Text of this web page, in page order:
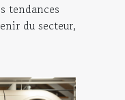
tendances
du secteur,